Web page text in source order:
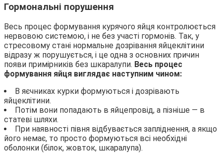
Гормональні порушення
Весь процес формування курячого яйця контролюється
нервовою системою, і не без участі гормонів. Так, у
стресовому стані нормальне дозрівання яйцеклітини
відразу ж порушується, і це одна з основних причин
появи примірників без шкаралупи. Весь процес
формування яйця виглядає наступним чином:
В яєчниках курки формуються і дозрівають
яйцеклітини.
Потім вони попадають в яйцепровід, а пізніше — в
статеві шляхи.
При наявності півня відбувається запліднення, а якщо
його немає, то просто формуються всі необхідні
оболонки (білок, жовток, шкаралупа).